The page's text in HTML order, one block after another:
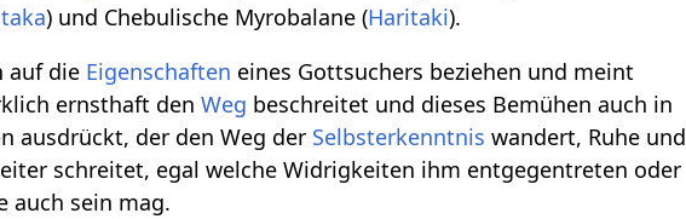
) und Chebulische Myrobalane (Haritaki).
auf die Eigenschaften eines Gottsuchers beziehen und meint
ernsthaft denWeg beschreitet und dieses Bemühen auch in
ausdrückt, der den Weg der Selbsterkenntnis wandert, Ruhe und
schreitet, egal welche Widrigkeiten ihm entgegentreten oder
auch sein mag.